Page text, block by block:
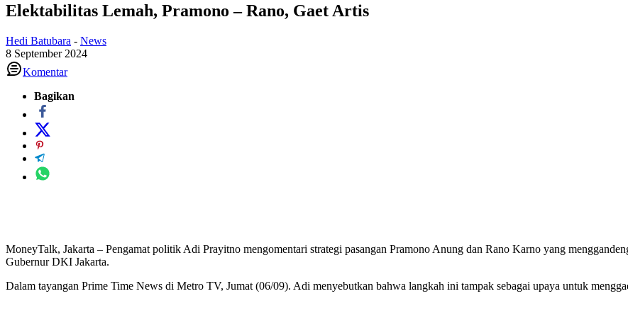
Elektabilitas Lemah, Pramono – Rano, Gaet Artis
Hedi Batubara - News
8 September 2024
Komentar
Bagikan
MoneyTalk, Jakarta – Pengamat politik Adi Prayitno mengomentari strategi pasangan Pramono Anung dan Rano Karno yang
Gubernur DKI Jakarta.
Dalam tayangan Prime Time News di Metro TV, Jumat (06/09). Adi menyebutkan bahwa langkah ini tampak sebagai upaya untuk